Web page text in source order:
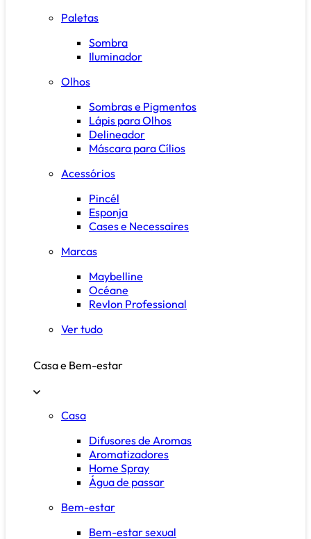
Paletas
Sombra
Iluminador
Olhos
Sombras e Pigmentos
Lápis para Olhos
Delineador
Máscara para Cílios
Acessórios
Pincél
Esponja
Cases e Necessaires
Marcas
Maybelline
Océane
Revlon Professional
Ver tudo
Casa e Bem-estar
Casa
Difusores de Aromas
Aromatizadores
Home Spray
Água de passar
Bem-estar
Bem-estar sexual